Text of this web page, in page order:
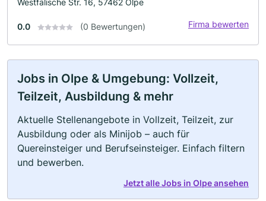
0.0 (0 Bewertungen) Firma bewerten
Jobs in Olpe & Umgebung: Vollzeit,
Teilzeit, Ausbildung & mehr
Aktuelle Stellenangebote in Vollzeit, Teilzeit, zur
Ausbildung oder als Minijob – auch für
Quereinsteiger und Berufseinsteiger. Einfach filtern
und bewerben.
Jetzt alle Jobs in Olpe ansehen